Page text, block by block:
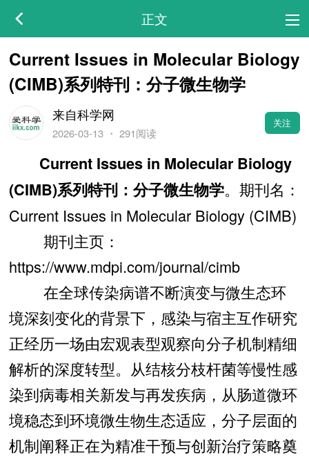
正文
Current Issues in Molecular Biology
(CIMB)系列特刊：分子微生物学
来自科学网
2026-03-13・ 291阅读
关注
Current Issues in Molecular Biology
(CIMB)系列特刊：分子微生物学。期刊名：
Current Issues in Molecular Biology (CIMB)
期刊主页：
https://www.mdpi.com/journal/cimb
在全球传染病谱不断演变与微生态环
境深刻变化的背景下，感染与宿主互作研究
正经历一场由宏观表型观察向分子机制精细
解析的深度转型。从结核分枝杆菌等慢性感
染到病毒相关新发与再发疾病，从肠道微环
境稳态到环境微生物生态适应，分子层面的
机制阐释正在为精准干预与创新治疗策略奠